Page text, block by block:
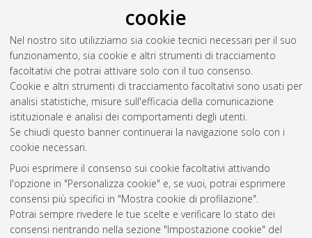
cookie
Nel nostro sito utilizziamo sia cookie tecnici necessari per il suo
funzionamento, sia cookie e altri strumenti di tracciamento
facoltativi che potrai attivare solo con il tuo consenso.
Cookie e altri strumenti di tracciamento facoltativi sono usati per
analisi statistiche, misure sull'efficacia della comunicazione
istituzionale e analisi dei comportamenti degli utenti.
Se chiudi questo banner continuerai la navigazione solo con i
cookie necessari.
Puoi esprimere il consenso sui cookie facoltativi attivando
l'opzione in "Personalizza cookie" e, se vuoi, potrai esprimere
consensi più specifici in "Mostra cookie di profilazione".
Potrai sempre rivedere le tue scelte e verificare lo stato dei
consensi rientrando nella sezione "Impostazione cookie" del
Order Languages with Probabilities, [Dissertation thesis], Alma
Mater Studiorum Università di Bologna. Dottorato di ricerca in
Computer science and engineering, 29 Ciclo. DOI
10.6092/unibo/amsdottorato/7968.
Questa lista e' stata generata il Wed Aug 5 20:37:19 2026
Atom
Rss 1.0
Rss 2.0